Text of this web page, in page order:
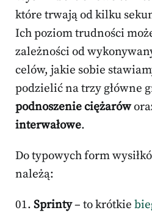
które trwają od kilku
Ich poziom trudności
zależności od
celów, jakie sobie
podzielić na trzy główne
podnoszenie ciężarów
interwałowe.
Do typowych form
należą:
Sprinty– to krótkie